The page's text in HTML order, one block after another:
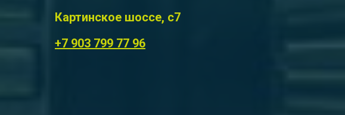
Картинское шоссе, с7
+7 903 799 77 96